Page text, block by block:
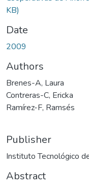
KB)
Date
2009
Authors
Brenes-A, Laura
Contreras-C, Ericka
Ramírez-F, Ramsés
Publisher
Instituto Tecnológico
Abstract